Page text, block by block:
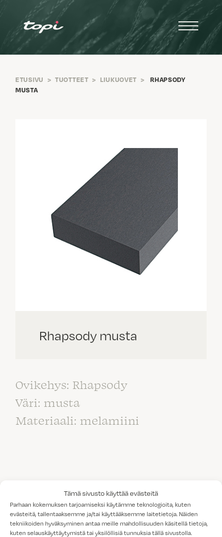
Tämä sivusto käyttää evästeitä
Parhaan kokemuksen tarjoamiseksi käytämme teknologioita, kuten
evästeitä, tallentaaksemme ja/tai käyttääksemme laitetietoja. Näiden
tekniikoiden hyväksyminen antaa meille mahdollisuuden käsitellä tietoja,
kuten selauskäyttäytymistä tai yksilöllisiä tunnuksia tällä sivustolla.
ETUSIVU > TUOTTEET > LIUKUOVET >
RHAPSODY
MUSTA
Rhapsody musta
Ovikehys: Rhapsody
Väri: musta
Materiaali: melamiini